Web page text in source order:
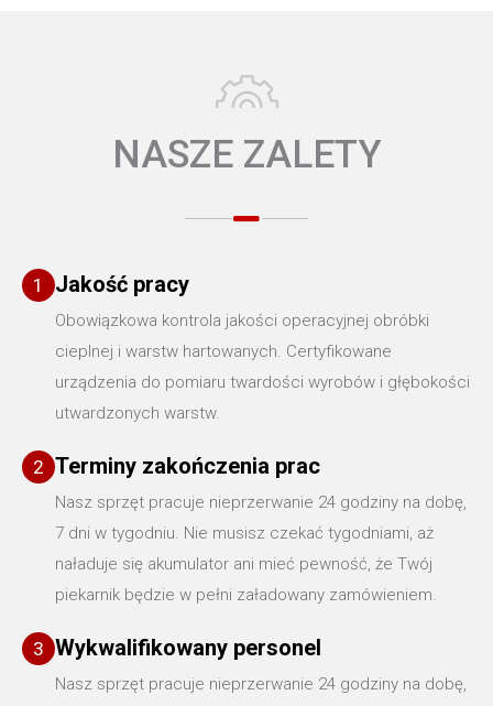
NASZE ZALETY
1 Jakość pracy
Obowiązkowa kontrola jakości operacyjnej obróbki
cieplnej i warstw hartowanych. Certyfikowane
urządzenia do pomiaru twardości wyrobów i głębokości
utwardzonych warstw.
2 Terminy zakończenia prac
Nasz sprzęt pracuje nieprzerwanie 24 godziny na dobę,
7 dni w tygodniu. Nie musisz czekać tygodniami, aż
naładuje się akumulator ani mieć pewność, że Twój
piekarnik będzie w pełni załadowany zamówieniem.
3 Wykwalifikowany personel
Nasz sprzęt pracuje nieprzerwanie 24 godziny na dobę,